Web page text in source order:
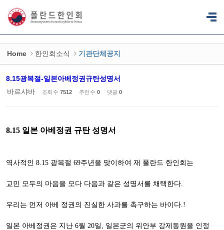
Home 한인회소식 기관단체공지
8.15광복절-일본아베정권규탄성명서
바르샤바
조회 수 7512 추천 수 0 댓글 0
8.15 일본 아베정권 규탄 성명서
역사적인 8.15 광복절 69주년을 맞이하여 재 폴란드 한인회는
교민 모두의 마음을 모다 다음과 같은 성명서를 채택한다.
우리는 먼저 아베 정권의 진실한 사과를 촉구하는 바이다.!
일본 아베정권은 지난 6월 20일 , 일본군의 위안부 강제동원을 인정